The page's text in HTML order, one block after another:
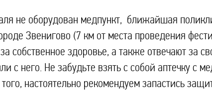
не оборудован медпункт, ближайшая
Звенигово (7 км от места проведения
за собственное здоровье, а также отвечают за
с него. Не забудьте взять с собой аптечку с
настоятельно рекомендуем запастись